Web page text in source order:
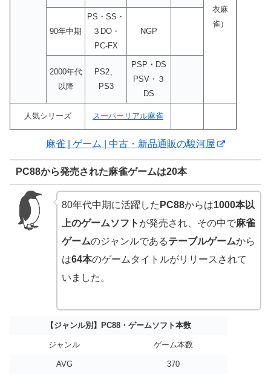
衣麻
雀）
90年中期
PS・SS・
３DO・
PC-FX
NGP
2000年代
以降
PS2、
PS3
PSP・DS
PSV・３
DS
人気シリーズ スーパーリアル麻雀
麻雀 | ゲーム | 中古・新品通販の駿河屋
PC88から発売された麻雀ゲームは20本
80年代中期に活躍した PC88からは1000本以
上のゲームソフト が発売され、その中で麻雀
ゲームのジャンルであるテーブルゲームから
は64本のゲームタイトルがリリースされて
いました。
【ジャンル別】PC88・ゲームソフト本数
ジャンル ゲーム本数
AVG 370